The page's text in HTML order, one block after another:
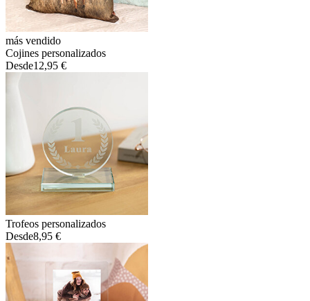
más vendido
Cojines personalizados
Desde12,95 €
Trofeos personalizados
Desde8,95 €